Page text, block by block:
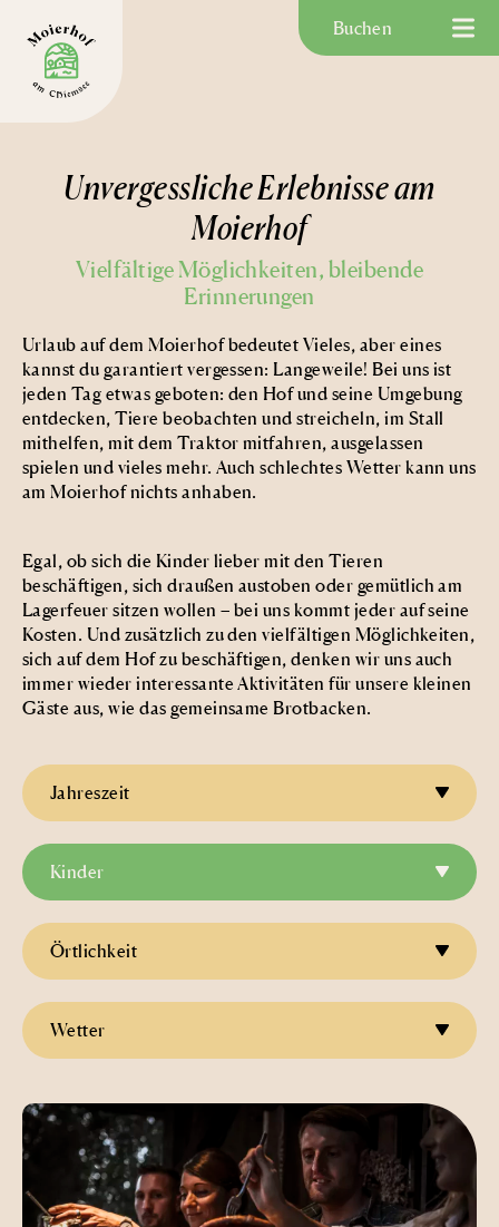
Buchen
Unvergessliche Erlebnisse am
Moierhof
Vielfältige Möglichkeiten, bleibende
Erinnerungen
Urlaub auf dem Moierhof bedeutet Vieles, aber eines
kannst du garantiert vergessen: Langeweile! Bei uns ist
jeden Tag etwas geboten: den Hof und seine Umgebung
entdecken, Tiere beobachten und streicheln, im Stall
mithelfen, mit dem Traktor mitfahren, ausgelassen
spielen und vieles mehr. Auch schlechtes Wetter kann uns
am Moierhof nichts anhaben.
Egal, ob sich die Kinder lieber mit den Tieren
beschäftigen, sich draußen austoben oder gemütlich am
Lagerfeuer sitzen wollen – bei uns kommt jeder auf seine
Kosten. Und zusätzlich zu den vielfältigen Möglichkeiten,
sich auf dem Hof zu beschäftigen, denken wir uns auch
immer wieder interessante Aktivitäten für unsere kleinen
Gäste aus, wie das gemeinsame Brotbacken.
Jahreszeit
Kinder
Örtlichkeit
Wetter